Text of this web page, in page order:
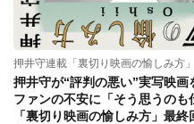
押井守連載「裏切り映画の愉しみ方」
押井守が“評判の悪い”実写映画
ファンの不安に「そう思うの
「裏切り映画の愉しみ方」最